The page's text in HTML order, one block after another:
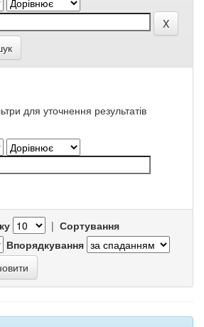
для уточнення результатів
| Сортування
Впорядкування